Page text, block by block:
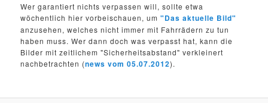
Wer garantiert nichts verpassen will, sollte etwa
wöchentlich hier vorbeischauen, um"Das aktuelle Bild"
anzusehen, welches nicht immer mit Fahrrädern zu tun
haben muss. Wer dann doch was verpasst hat, kann die
Bilder mit zeitlichem "Sicherheitsabstand" verkleinert
nachbetrachten (news vom 05.07.2012).